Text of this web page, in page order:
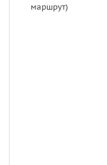
маршрут)